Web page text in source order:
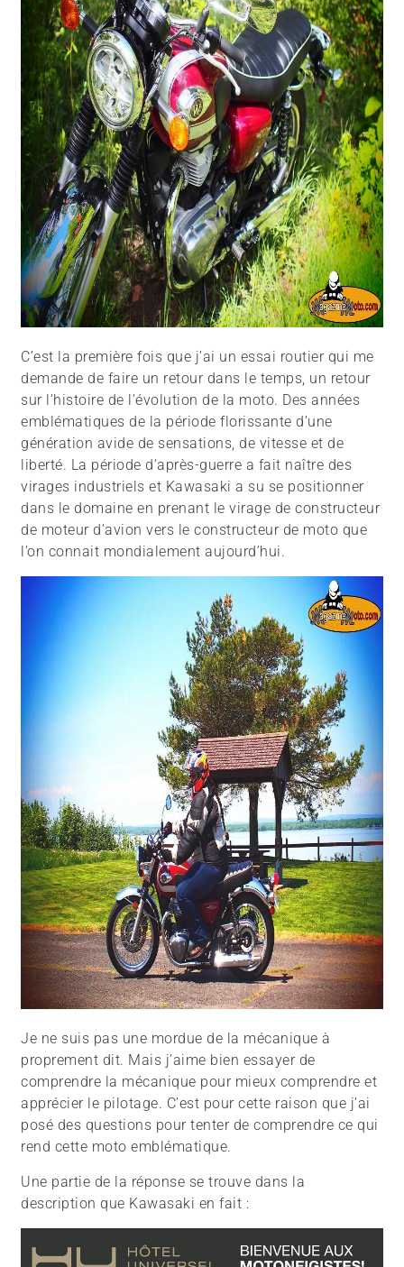
C’est la première fois que j’ai un essai routier qui me
demande de faire un retour dans le temps, un retour
sur l’histoire de l’évolution de la moto. Des années
emblématiques de la période florissante d’une
génération avide de sensations, de vitesse et de
liberté. La période d’après-guerre a fait naître des
virages industriels et Kawasaki a su se positionner
dans le domaine en prenant le virage de constructeur
de moteur d’avion vers le constructeur de moto que
l’on connait mondialement aujourd’hui.
Je ne suis pas une mordue de la mécanique à
proprement dit. Mais j’aime bien essayer de
comprendre la mécanique pour mieux comprendre et
apprécier le pilotage. C’est pour cette raison que j’ai
posé des questions pour tenter de comprendre ce qui
rend cette moto emblématique.
Une partie de la réponse se trouve dans la
description que Kawasaki en fait :